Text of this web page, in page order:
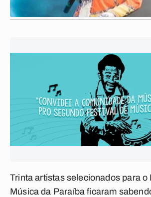
Trinta artistas selecionados para o
Música da Paraíba ficaram